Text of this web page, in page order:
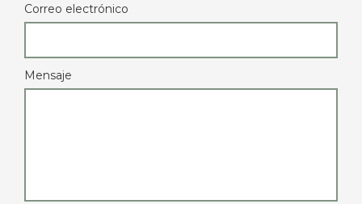
Correo electrónico
Mensaje